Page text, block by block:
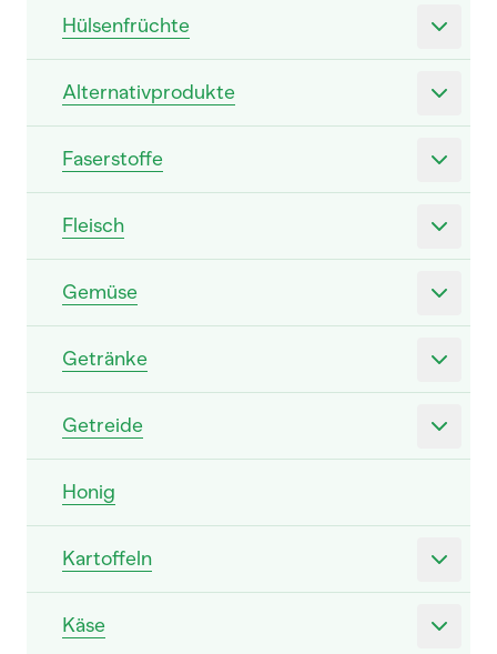
Hülsenfrüchte
Alternativprodukte
Faserstoffe
Fleisch
Gemüse
Getränke
Getreide
Honig
Kartoffeln
Käse